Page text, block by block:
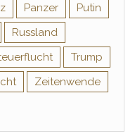
Panzer
Putin
Russland
Trump
Zeitenwende